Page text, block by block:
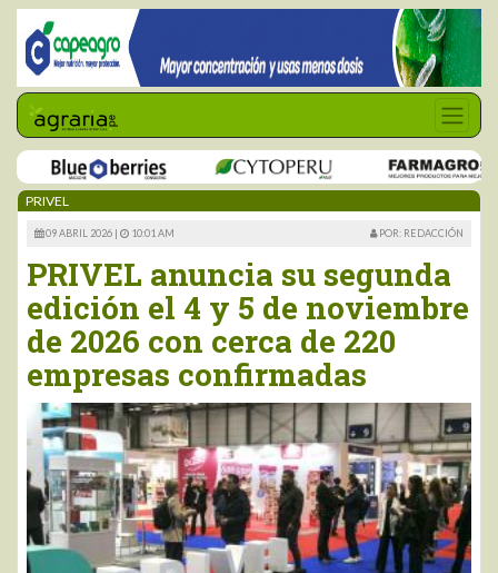
PRIVEL
09 ABRIL 2026 | 10:01 AM POR: REDACCIÓN
PRIVEL anuncia su segunda
edición el 4 y 5 de noviembre
de 2026 con cerca de 220
empresas confirmadas